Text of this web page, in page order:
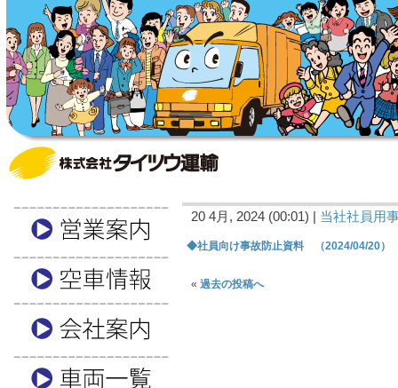
20 4月, 2024 (00:01) | 当社社員用
◆社員向け事故防止資料 （2024/04/20）
« 過去の投稿へ